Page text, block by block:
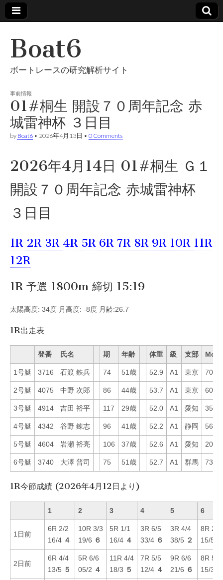
Boat6
ボートレースの研究解析サイト
事前情報
01#桐生 開設７０周年記念 赤
城雷神杯 ３日目
by Boat6 • 2026年4月13日 • 0 Comments
2026年4月14日 01#桐生 Ｇ１
開設７０周年記念 赤城雷神杯
３日目
1R 2R 3R 4R 5R 6R 7R 8R 9R 10R 11R
12R
1R 予選 1800m 締切 15:19
太陽高度: 34度 月高度: -8度 月齢:26.7
1R出走表
登番 氏名 期 年齢 体重 級 支部 Mo
1号艇 3716 石渡 鉄兵 74 51歳 52.9 A1 東京 70
2号艇 4075 中野 次郎 86 44歳 53.7 A1 東京 60
3号艇 4914 吉田 裕平 117 29歳 52.0 A1 愛知 35
4号艇 4342 谷野 錬志 96 41歳 52.2 A1 静岡 56
5号艇 4604 岩瀬 裕亮 106 37歳 52.6 A1 愛知 20
6号艇 3740 大澤 普司 75 51歳 52.7 A1 群馬 73
1R今節成績 (2026年4月12日より)
1 2 3 4 5 6
1日前
6R 2/2
16/4 ４
10R 3/3
19/6 ６
5R 1/1
16/4 ４
3R 6/5
33/4 ６
3R 4/4
38/5 ２
8R 2/3
15/5
2日前
6R 4/4
13/5 ５
5R 6/6
05/2 ４
11R 4/4
18/3 ５
7R 5/5
12/4 ４
9R 6/6
21/6 ６
8R 5/5
15/3